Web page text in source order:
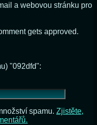
a webovou stránku pro
gets approved.
"092dfd":
spamu. Zjistěte,